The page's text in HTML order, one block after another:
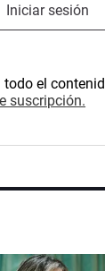
Iniciar sesión
el
suscripción.